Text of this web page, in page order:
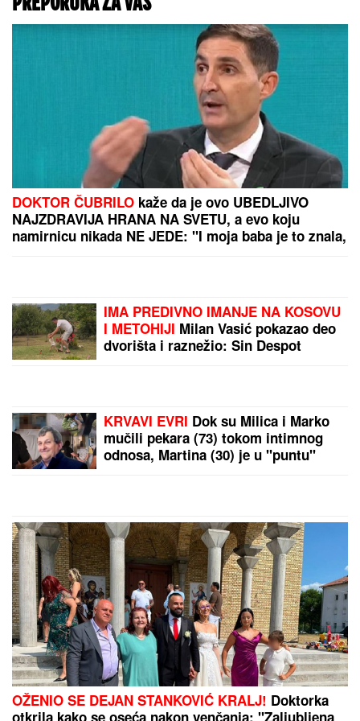
UBOD KOJI MOŽE BITI
KOBAN!Ako vas
napadne roj osa ili
stršljen, OVO je jedini
način da spasite živu
glavu
SUPRUGA DARKA
Eksplodirao sukob
Španije i Italije! Meloni i
Sančez u klinču, Madrid
uvodi kontramere!
PREPORUKA ZA VAS